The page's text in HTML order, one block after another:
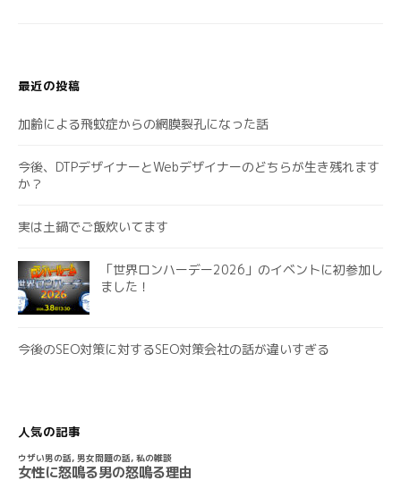
最近の投稿
加齢による飛蚊症からの網膜裂孔になった話
今後、DTPデザイナーとWebデザイナーのどちらが生き残れます
か？
実は土鍋でご飯炊いてます
「世界ロンハーデー2026」のイベントに初参加し
ました！
今後のSEO対策に対するSEO対策会社の話が違いすぎる
人気の記事